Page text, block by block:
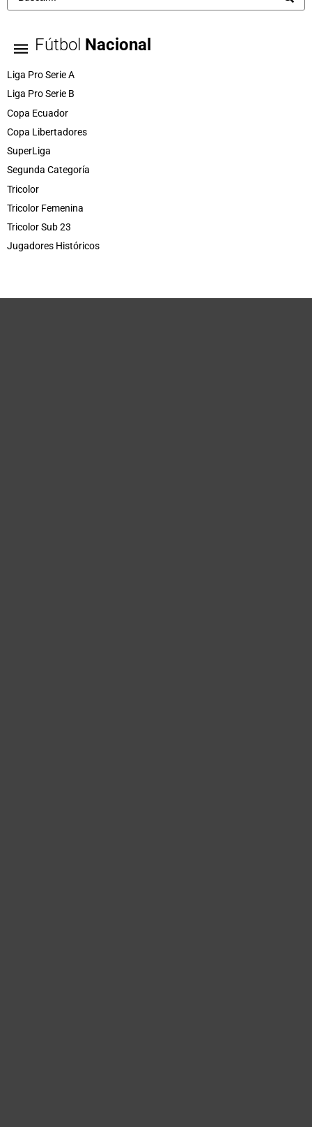
Fútbol Nacional
Liga Pro Serie A
Liga Pro Serie B
Copa Ecuador
Copa Libertadores
SuperLiga
Segunda Categoría
Tricolor
Tricolor Femenina
Tricolor Sub 23
Jugadores Históricos